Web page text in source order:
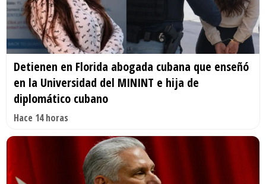
Detienen en Florida abogada cubana que enseñó
en la Universidad del MININT e hija de
diplomático cubano
Hace 14 horas